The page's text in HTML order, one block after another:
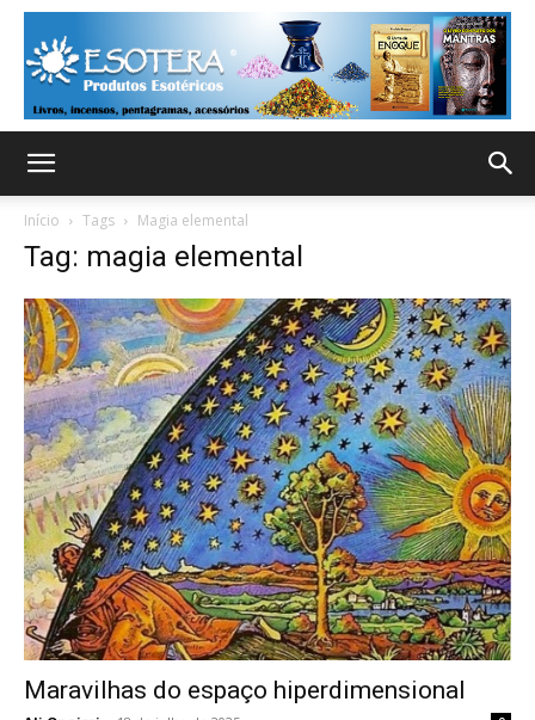
Início Tags Magia elemental
Tag: magia elemental
Maravilhas do espaço hiperdimensional